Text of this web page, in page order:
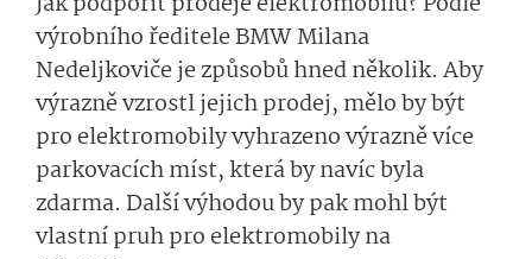
výrobního ředitele BMW Milana
Nedeljkoviče je způsobů hned několik. Aby
výrazně vzrostl jejich prodej, mělo by být
pro elektromobily vyhrazeno výrazně více
parkovacích míst, která by navíc byla
zdarma. Další výhodou by pak mohl být
vlastní pruh pro elektromobily na